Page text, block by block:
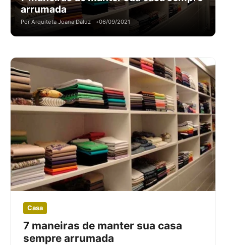
arrumada
Por Arquiteta Joana Daluz 06/09/2021
Casa
7 maneiras de manter sua casa
sempre arrumada